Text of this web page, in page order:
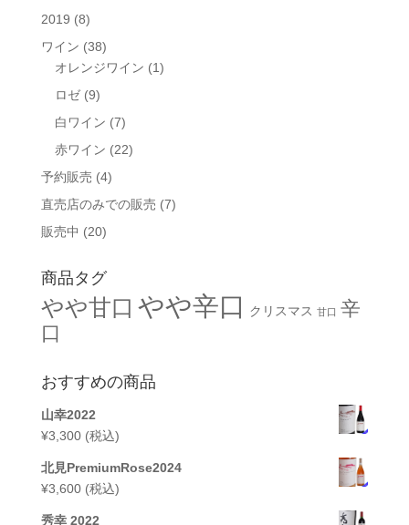
2019 (8)
ワイン (38)
オレンジワイン (1)
ロゼ (9)
白ワイン (7)
赤ワイン (22)
予約販売 (4)
直売店のみでの販売 (7)
販売中 (20)
商品タグ
やや甘口 やや辛口 クリスマス 甘口 辛
口
おすすめの商品
山幸2022
¥3,300 (税込)
北見PremiumRose2024
¥3,600 (税込)
秀幸 2022